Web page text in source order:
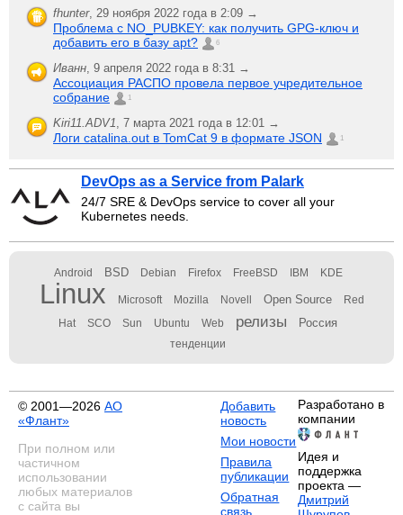
fhunter, 29 ноября 2022 года в 2:09 →
Проблема с NO_PUBKEY: как получить GPG-ключ и
добавить его в базу apt?
6
Иванн, 9 апреля 2022 года в 8:31 →
Ассоциация РАСПО провела первое учредительное
собрание
1
Kiri11.ADV1, 7 марта 2021 года в 12:01 →
Логи catalina.out в TomCat 9 в формате JSON 1
DevOps as a Service from Palark
24/7 SRE & DevOps service to cover all your
Kubernetes needs.
Android BSD Debian Firefox FreeBSD IBM KDE
Linux Microsoft Mozilla Novell Open Source Red
Hat SCO Sun Ubuntu Web релизы Россия
тенденции
© 2001—2026 АО
«Флант»
При полном или
частичном
использовании
любых материалов
с сайта вы
Добавить
новость
Мои новости
Правила
публикации
Обратная
связь
Разработано в
компании
Идея и
поддержка
проекта —
Дмитрий